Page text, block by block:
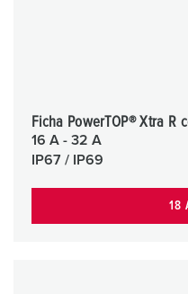
Ficha PowerTOP® Xtra R
16 A - 32 A
IP67 / IP69
18